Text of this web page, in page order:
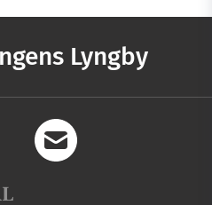
Lyngby